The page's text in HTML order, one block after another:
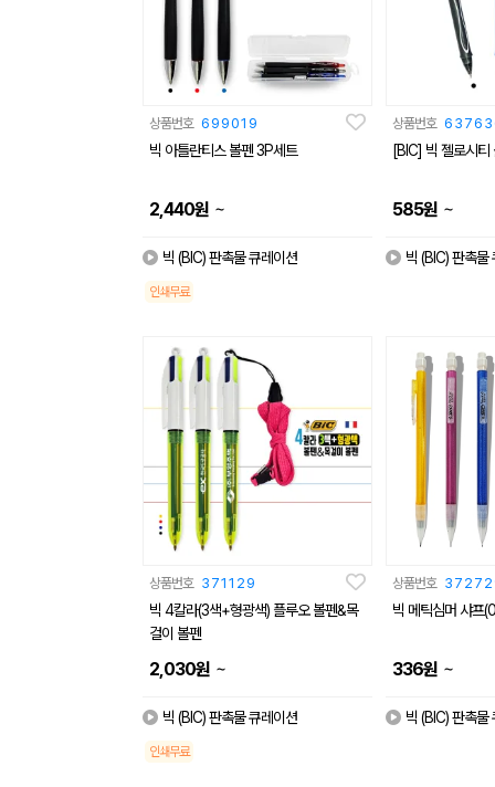
상품번호 699019
빅 아틀란티스 볼펜 3P세트
2,440원 ~
빅 (BIC) 판촉물 큐레이션
인쇄무료
상품번호
[BIC] 빅 젤로시티
585원 ~
빅 (BIC) 판촉물
상품번호 371129
빅 4칼라(3색+형광색) 플루오 볼펜&목
걸이 볼펜
2,030원 ~
빅 (BIC) 판촉물 큐레이션
인쇄무료
상품번호
빅 메틱심머 샤프
336원 ~
빅 (BIC) 판촉물